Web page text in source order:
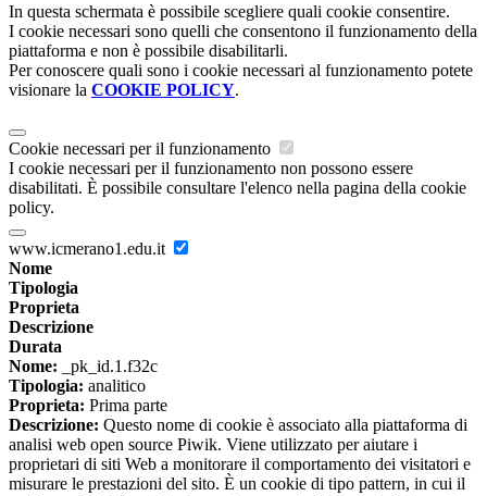
In questa schermata è possibile scegliere quali cookie consentire.
I cookie necessari sono quelli che consentono il funzionamento della
piattaforma e non è possibile disabilitarli.
Per conoscere quali sono i cookie necessari al funzionamento potete
visionare la COOKIE POLICY.
Cookie necessari per il funzionamento
I cookie necessari per il funzionamento non possono essere
disabilitati. È possibile consultare l'elenco nella pagina della cookie
policy.
www.icmerano1.edu.it
Nome
Tipologia
Proprieta
Descrizione
Durata
Nome: _pk_id.1.f32c
Tipologia: analitico
Proprieta: Prima parte
Descrizione: Questo nome di cookie è associato alla piattaforma di
analisi web open source Piwik. Viene utilizzato per aiutare i
proprietari di siti Web a monitorare il comportamento dei visitatori e
misurare le prestazioni del sito. È un cookie di tipo pattern, in cui il